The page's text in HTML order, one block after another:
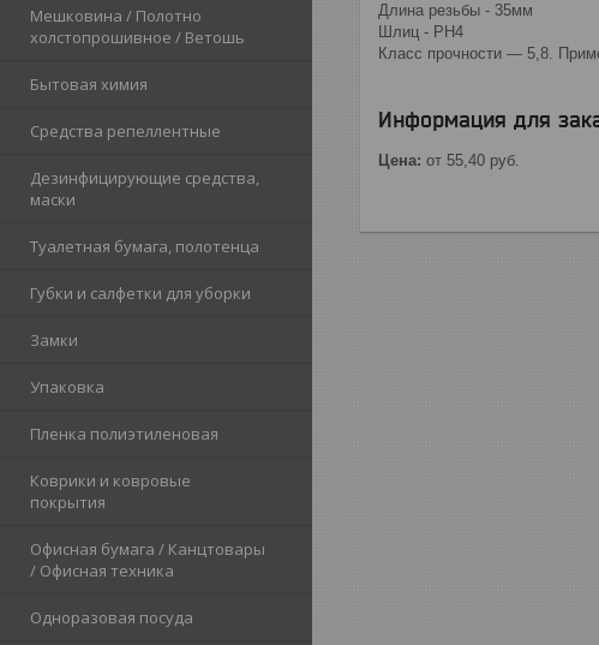
Мешковина / Полотно
холстопрошивное / Ветошь
Бытовая химия
Средства репеллентные
Дезинфицирующие средства,
маски
Туалетная бумага, полотенца
Губки и салфетки для уборки
Замки
Упаковка
Пленка полиэтиленовая
Коврики и ковровые
покрытия
Офисная бумага / Канцтовары
/ Офисная техника
Одноразовая посуда
Длина резьбы - 35мм
Шлиц - РН4
Класс прочности — 5,8.
Информация для
Цена: от 55,40 руб.